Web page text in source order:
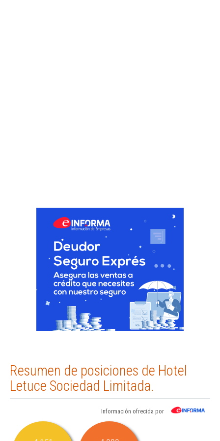
Resumen de posiciones de Hotel
Letuce Sociedad Limitada.
Información ofrecida por